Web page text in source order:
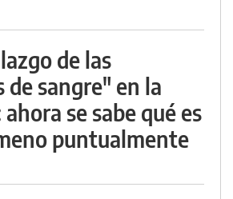
de las
de sangre" en la
se sabe qué es
puntualmente